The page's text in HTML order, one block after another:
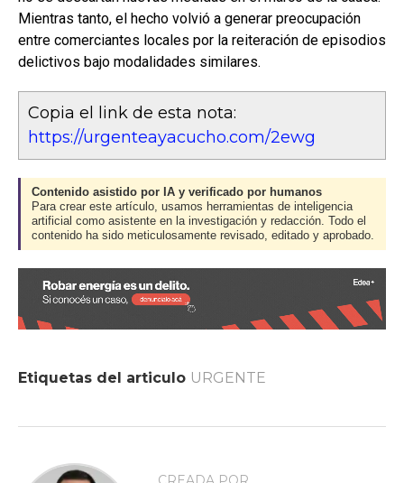
Mientras tanto, el hecho volvió a generar preocupación
entre comerciantes locales por la reiteración de episodios
delictivos bajo modalidades similares.
Copia el link de esta nota:
https://urgenteayacucho.com/2ewg
Contenido asistido por IA y verificado por humanos
Para crear este artículo, usamos herramientas de inteligencia
artificial como asistente en la investigación y redacción. Todo el
contenido ha sido meticulosamente revisado, editado y aprobado.
Etiquetas del articulo URGENTE